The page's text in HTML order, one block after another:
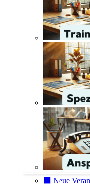
⬛️ Neue